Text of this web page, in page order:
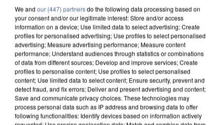
We and our (447) partnersdo the following data processing based on
your consent and/or our legitimate interest: Store and/or access
information on a device; Use limited data to select advertising; Create
profiles for personalised advertising; Use profiles to select personalised
advertising; Measure advertising performance; Measure content
performance; Understand audiences through statistics or combinations
of data from different sources; Develop and improve services; Create
profiles to personalise content; Use profiles to select personalised
content; Use limited data to select content; Ensure security, prevent and
detect fraud, and fix errors; Deliver and present advertising and content;
Save and communicate privacy choices. These technologies may
process personal data such as IP address and browsing data to offer
following functionalities: Identify devices based on information actively